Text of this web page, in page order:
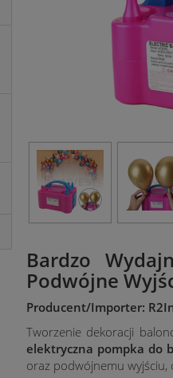
Bardzo
Podwójne
Producent/Importer:
Tworzenie dekoracji
elektryczna pompka do
oraz podwójnemu